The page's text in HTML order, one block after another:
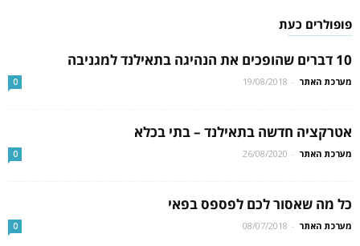
פופולרים כעת
10 דברים שהופכים את הנהיגה בתאילנד למגניבה
מערכת האתר -
19/08/2018
0
אטרקציה חדשה בתאילנד – בתי בכלא
מערכת האתר -
26/08/2020
0
כל מה שאסור לכם לפספס בפאי
מערכת האתר -
08/07/2018
0